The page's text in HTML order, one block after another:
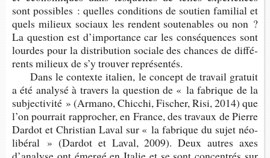
sont pos­sibles : quelles condi­tions de sou­tien fami­lial et
quels milieux sociaux les rendent sou­te­nables ou non ?
La ques­tion est d’im­por­tance car les consé­quences sont
lourdes pour la dis­tri­bu­tion sociale des chances de dif­fé­
rents milieux de s’y trou­ver représentés.
Dans le contexte ita­lien, le concept de tra­vail gra­tuit
a été ana­lysé à tra­vers la ques­tion de « la fabrique de la
sub­jec­ti­vité » (Armano, Chic­chi, Fischer, Risi, 2014) que
l’on pour­rait rap­pro­cher, en France, des tra­vaux de Pierre
Dar­dot et Chris­tian Laval sur « la fabrique du sujet néo­
li­bé­ral » (Dar­dot et Laval, 2009). Deux autres axes